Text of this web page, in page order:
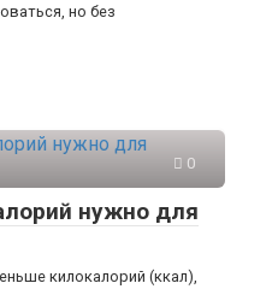
но без
0
нужно для
килокалорий (ккал),